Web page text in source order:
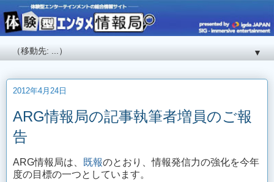
▼
2012年4月24日
ARG情報局の記事執筆者増員のご報
告
ARG情報局は、 既報のとおり、情報発信力の強化を今年
度の目標の一つとしています。